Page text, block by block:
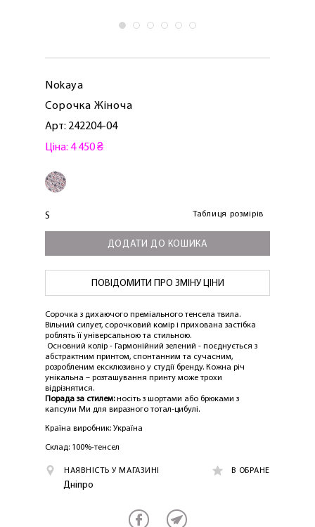
Nokaya
Сорочка Жiноча
Арт: 242204-04
Ціна: 4 450 ₴
S Таблиця розмірів
ДОДАТИ ДО КОШИКА
ПОВІДОМИТИ ПРО ЗМІНУ ЦІНИ
Сорочка з дихаючого преміального тенсела твила.
Вільний силует, сорочковий комір і прихована застібка
роблять її універсальною та стильною.
Основний колір - Гармонійний зелений - поєднується з
абстрактним принтом, спонтанним та сучасним,
розробленим ексклюзивно у студії бренду. Кожна річ
унікальна – розташування принту може трохи
відрізнятися.
Порада за стилем:носіть з шортами або брюками з
капсули Ми для виразного тотал-цибулі.
Країна виробник: Україна
Склад: 100%-тенсел
НАЯВНІСТЬ У МАГАЗИНІ В ОБРАНЕ
Дніпро